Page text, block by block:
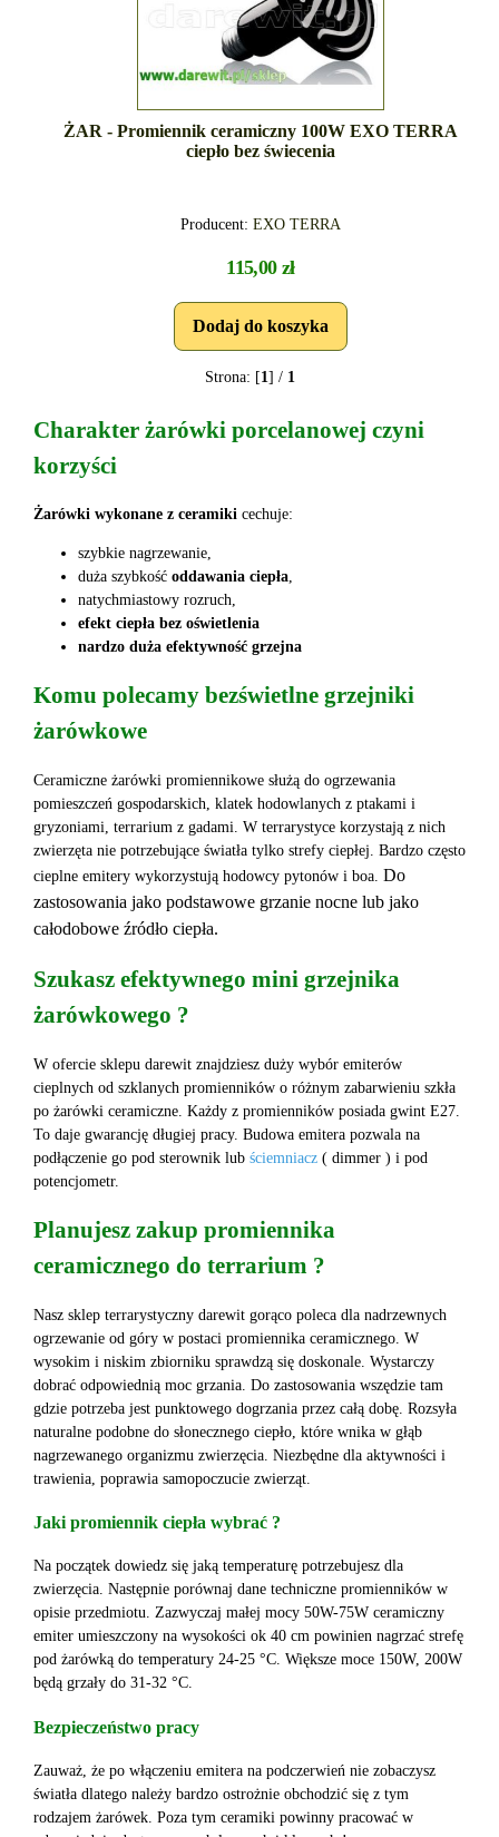
ŻAR - Promiennik ceramiczny 100W EXO TERRA
ciepło bez świecenia
Producent: EXO TERRA
115,00 zł
Strona: [1] / 1
Charakter żarówki porcelanowej czyni
korzyści
Żarówki wykonane z ceramiki cechuje:
szybkie nagrzewanie,
duża szybkość oddawania ciepła,
natychmiastowy rozruch,
efekt ciepła bez oświetlenia
nardzo duża efektywność grzejna
Komu polecamy bezświetlne grzejniki
żarówkowe
Ceramiczne żarówki promiennikowe służą do ogrzewania
pomieszczeń gospodarskich, klatek hodowlanych z ptakami i
gryzoniami, terrarium z gadami. W terrarystyce korzystają z nich
zwierzęta nie potrzebujące światła tylko strefy ciepłej. Bardzo często
cieplne emitery wykorzystują hodowcy pytonów i boa. Do
zastosowania jako podstawowe grzanie nocne lub jako
całodobowe źródło ciepła.
Szukasz efektywnego mini grzejnika
żarówkowego ?
W ofercie sklepu darewit znajdziesz duży wybór emiterów
cieplnych od szklanych promienników o różnym zabarwieniu szkła
po żarówki ceramiczne. Każdy z promienników posiada gwint E27.
To daje gwarancję długiej pracy. Budowa emitera pozwala na
podłączenie go pod sterownik lub ściemniacz ( dimmer ) i pod
potencjometr.
Planujesz zakup promiennika
ceramicznego do terrarium ?
Nasz sklep terrarystyczny darewit gorąco poleca dla nadrzewnych
ogrzewanie od góry w postaci promiennika ceramicznego. W
wysokim i niskim zbiorniku sprawdzą się doskonale. Wystarczy
dobrać odpowiednią moc grzania. Do zastosowania wszędzie tam
gdzie potrzeba jest punktowego dogrzania przez całą dobę. Rozsyła
naturalne podobne do słonecznego ciepło, które wnika w głąb
nagrzewanego organizmu zwierzęcia. Niezbędne dla aktywności i
trawienia, poprawia samopoczucie zwierząt.
Jaki promiennik ciepła wybrać ?
Na początek dowiedz się jaką temperaturę potrzebujesz dla
zwierzęcia. Następnie porównaj dane techniczne promienników w
opisie przedmiotu. Zazwyczaj małej mocy 50W-75W ceramiczny
emiter umieszczony na wysokości ok 40 cm powinien nagrzać strefę
pod żarówką do temperatury 24-25 °C. Większe moce 150W, 200W
będą grzały do 31-32 °C.
Bezpieczeństwo pracy
Zauważ, że po włączeniu emitera na podczerwień nie zobaczysz
światła dlatego należy bardzo ostrożnie obchodzić się z tym
rodzajem żarówek. Poza tym ceramiki powinny pracować w